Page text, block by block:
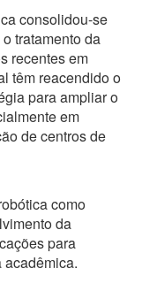
consolidou-se
tratamento da
recentes em
têm reacendido o
para ampliar o
em
de centros de
como
da
para